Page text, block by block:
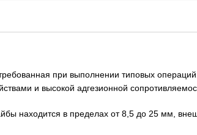
при выполнении типовых
и высокой адгезионной
находится в пределах от 8,5 до 25 мм,